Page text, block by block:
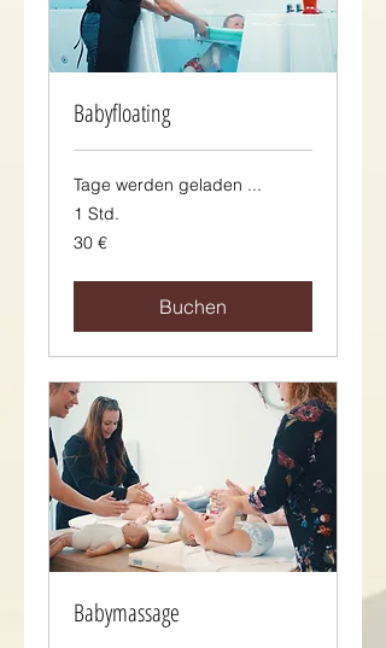
Babyfloating
Tage werden geladen ...
1 Std.
30
Euro
30 €
Buchen
Babymassage